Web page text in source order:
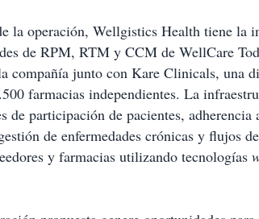
la operación, Wellgistics Health tiene la
de RPM, RTM y CCM de WellCare
compañía junto con Kare Clinicals, una
farmacias independientes. La
de participación de pacientes,
de enfermedades crónicas y flujos
y farmacias utilizando tecnologías